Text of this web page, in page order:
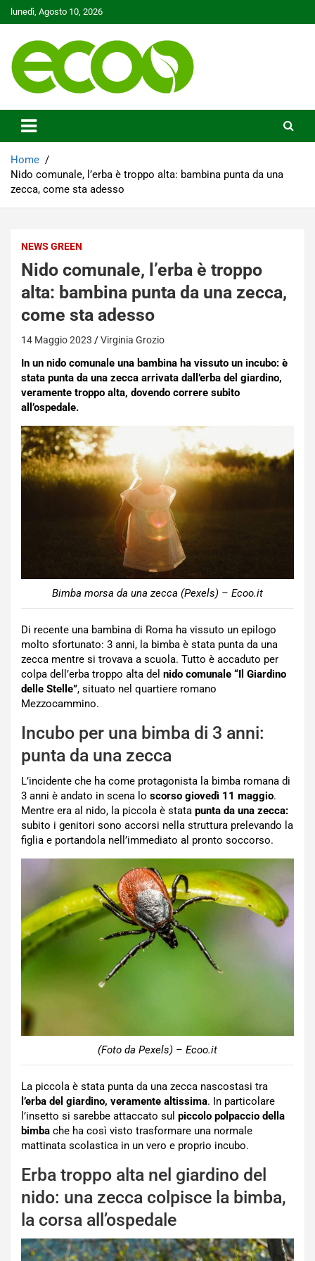
Skip
to
lunedì, Agosto 10, 2026
Ecoo.it
Home
Nido comunale, l’erba è troppo alta: bambina punta da una
zecca, come sta adesso
NEWS GREEN
Nido comunale, l’erba è troppo
alta: bambina punta da una zecca,
come sta adesso
14 Maggio 2023 Virginia Grozio
In un nido comunale una bambina ha vissuto un incubo: è
stata punta da una zecca arrivata dall’erba del giardino,
veramente troppo alta, dovendo correre subito
all’ospedale.
Bimba morsa da una zecca (Pexels) – Ecoo.it
Di recente una bambina di Roma ha vissuto un epilogo
molto sfortunato: 3 anni, la bimba è stata punta da una
zecca mentre si trovava a scuola. Tutto è accaduto per
colpa dell’erba troppo alta del nido comunale “Il Giardino
delle Stelle”, situato nel quartiere romano
Mezzocammino.
Incubo per una bimba di 3 anni:
punta da una zecca
L’incidente che ha come protagonista la bimba romana di
3 anni è andato in scena lo scorso giovedì 11 maggio.
Mentre era al nido, la piccola è stata punta da una zecca:
subito i genitori sono accorsi nella struttura prelevando la
figlia e portandola nell’immediato al pronto soccorso.
(Foto da Pexels) – Ecoo.it
La piccola è stata punta da una zecca nascostasi tra
l’erba del giardino, veramente altissima. In particolare
l’insetto si sarebbe attaccato sul piccolo polpaccio della
bimba che ha così visto trasformare una normale
mattinata scolastica in un vero e proprio incubo.
Erba troppo alta nel giardino del
nido: una zecca colpisce la bimba,
la corsa all’ospedale